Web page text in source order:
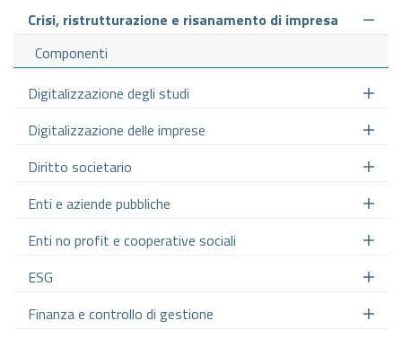
Crisi, ristrutturazione e risanamento di impresa
Componenti
Digitalizzazione degli studi
Digitalizzazione delle imprese
Diritto societario
Enti e aziende pubbliche
Enti no profit e cooperative sociali
ESG
Finanza e controllo di gestione